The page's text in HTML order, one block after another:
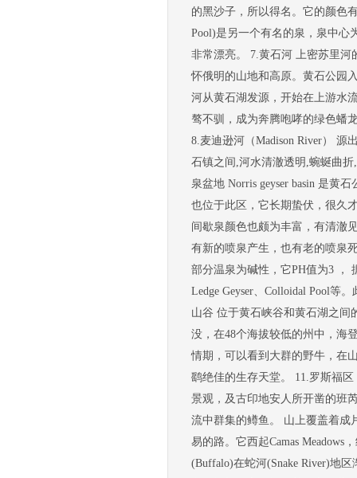
的黑沙子，所以得名。它的颜色
Pool)是另一个有名的泉，泉中心
非常漂亮。 7.黄石河 上密苏里河
怀俄明的山地和高原。黄石公园
河从黄石湖发源，开始在上游水
骜不驯，成为奔腾咆哮的绿色蟠
8.麦迪逊河（Madison River） 源
石镇之间,河水清澈透明,蜿蜒曲
泉盆地 Norris geyser basin 是黄
也位于此区，它长期蛰伏，很久
间歇泉颜色也颇为丰富，有清澈
有新的喷泉产生，也有老的喷泉
部分温泉为碱性，它PH值为3 ，
Ledge Geyser、Colloidal Pool等
山谷 位于黄石峡谷和黄石湖之间
没，在48个海拔较低的州中，海
情期，可以看到大群的野牛，在
鹞绝佳的生存天堂。 11.罗斯福
景观，及古印地安人所开凿的班
流中群集的鳟鱼。 山上覆盖着成
易的路。它西起Camas Meadows
(Buffalo)在蛇河(Snake River)地